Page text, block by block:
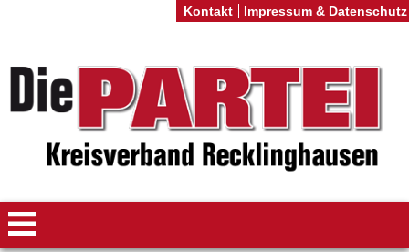
Kontakt Impressum & Datenschutz